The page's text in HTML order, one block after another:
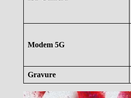
Modem 5G
Gravure